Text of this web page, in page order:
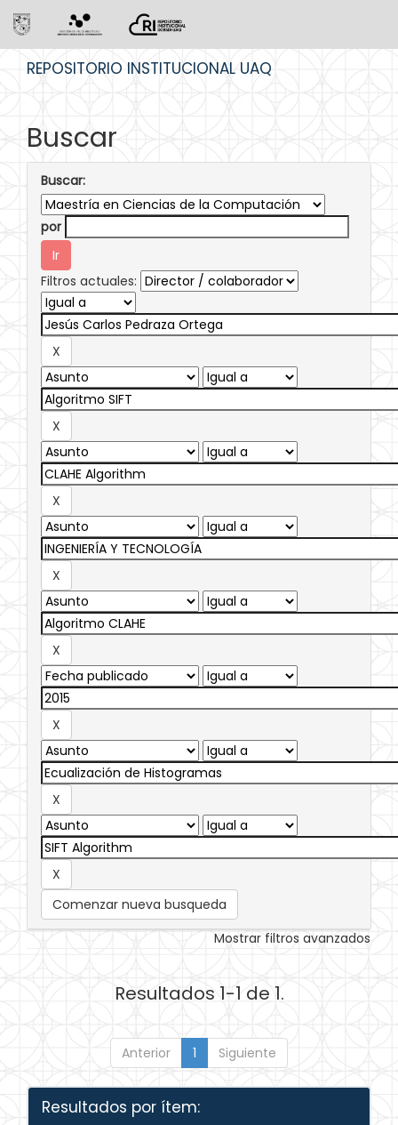
REPOSITORIO INSTITUCIONAL UAQ
Buscar
Buscar:
por
Filtros actuales:
Comenzar nueva busqueda
Mostrar filtros avanzados
Resultados 1-1 de 1.
Anterior 1 Siguiente
Resultados por ítem: